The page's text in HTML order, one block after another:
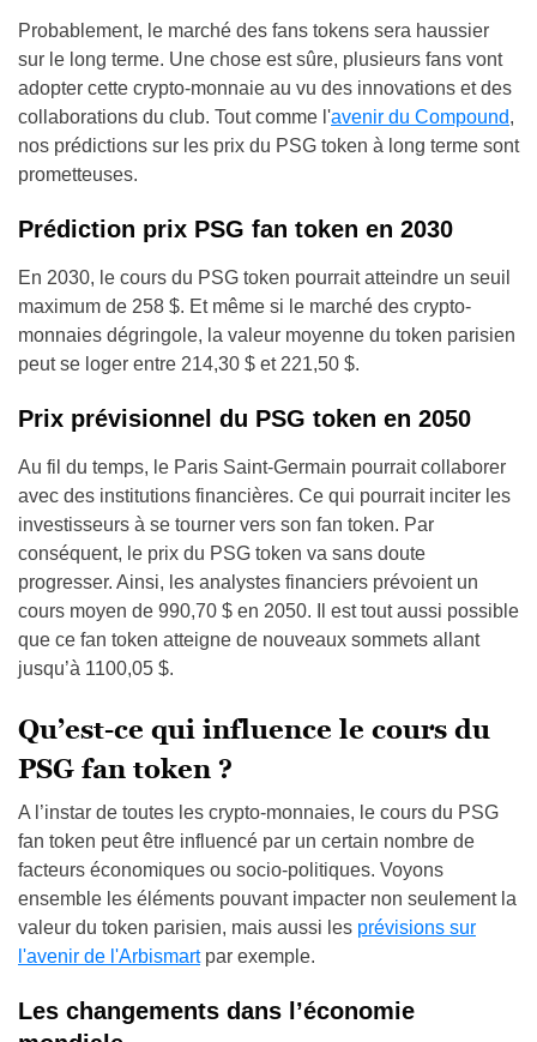
Probablement, le marché des fans tokens sera haussier
sur le long terme. Une chose est sûre, plusieurs fans vont
adopter cette crypto-monnaie au vu des innovations et des
collaborations du club. Tout comme l'avenir du Compound,
nos prédictions sur les prix du PSG token à long terme sont
prometteuses.
Prédiction prix PSG fan token en 2030
En 2030, le cours du PSG token pourrait atteindre un seuil
maximum de 258 $. Et même si le marché des crypto-
monnaies dégringole, la valeur moyenne du token parisien
peut se loger entre 214,30 $ et 221,50 $.
Prix prévisionnel du PSG token en 2050
Au fil du temps, le Paris Saint-Germain pourrait collaborer
avec des institutions financières. Ce qui pourrait inciter les
investisseurs à se tourner vers son fan token. Par
conséquent, le prix du PSG token va sans doute
progresser. Ainsi, les analystes financiers prévoient un
cours moyen de 990,70 $ en 2050. Il est tout aussi possible
que ce fan token atteigne de nouveaux sommets allant
jusqu’à 1100,05 $.
Qu’est-ce qui influence le cours du
PSG fan token ?
A l’instar de toutes les crypto-monnaies, le cours du PSG
fan token peut être influencé par un certain nombre de
facteurs économiques ou socio-politiques. Voyons
ensemble les éléments pouvant impacter non seulement la
valeur du token parisien, mais aussi les prévisions sur
l'avenir de l'Arbismartpar exemple.
Les changements dans l’économie